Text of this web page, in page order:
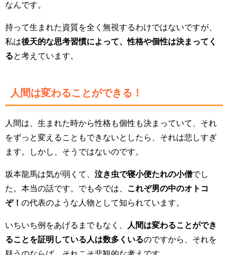
なんです。
持って生まれた資質を全く無視するわけではないですが、
私は後天的な思考習慣によって、性格や個性は決まってく
ると考えています。
人間は変わることができる！
人間は、生まれた時から性格も個性も決まっていて、それ
をずっと変えることもできないとしたら、それは悲しすぎ
ます。しかし、そうではないのです。
坂本龍馬は気が弱くて、 泣き虫で寝小便たれの小僧でし
た。本当の話です。でも今では、 これぞ男の中のオトコ
ぞ！ の代表のような人物として知られています。
いちいち例をあげるまでもなく、
人間は変わることができ
ることを証明している人は数多くいるのですから、それを